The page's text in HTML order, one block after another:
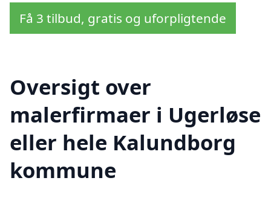
Få 3 tilbud, gratis og uforpligtende
Oversigt over
malerfirmaer i Ugerløse
eller hele Kalundborg
kommune